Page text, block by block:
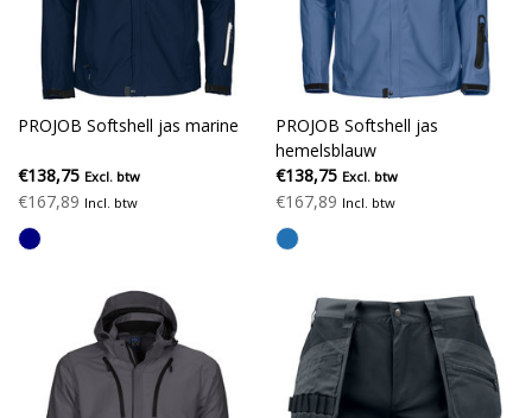
PROJOB Softshell jas marine
€138,75 Excl. btw
€167,89 Incl. btw
PROJOB Softshell jas
hemelsblauw
€138,75 Excl. btw
€167,89 Incl. btw